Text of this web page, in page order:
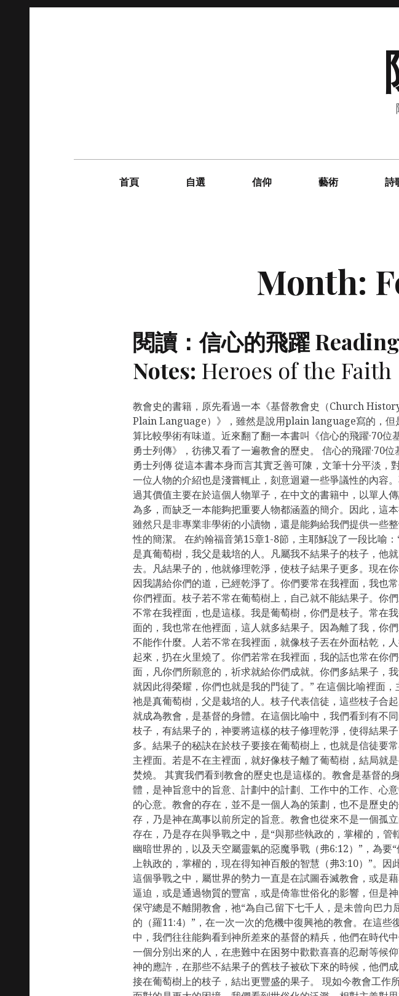
首頁 自選 信仰 藝術 詩
Month:
閱讀：信心的飛躍 Reading
Notes: Heroes of the Faith
教會史的書籍，原先看過一本《基督教會史（Church
Plain Language）》，雖然是說用plain language寫的，但
算比較學術有味道。近來翻了翻一本書叫《信心的飛躍·70位
勇士列傳》，彷彿又看了一遍教會的歷史。 信心的飛躍·70位
勇士列傳 從這本書本身而言其實乏善可陳，文筆十分平淡，
一位人物的介紹也是淺嘗輒止，刻意迴避一些爭議性的內容
過其價值主要在於這個人物單子，在中文的書籍中，以單人
為多，而缺乏一本能夠把重要人物都涵蓋的簡介。因此，這
雖然只是非專業非學術的小讀物，還是能夠給我們提供一些
性的簡潔。 在約翰福音第15章1-8節，主耶穌說了一段比喻：
是真葡萄樹，我父是栽培的人。凡屬我不結果子的枝子，他
去。凡結果子的，他就修理乾淨，使枝子結果子更多。現在
因我講給你們的道，已經乾淨了。你們要常在我裡面，我也
你們裡面。枝子若不常在葡萄樹上，自己就不能結果子。你
不常在我裡面，也是這樣。我是葡萄樹，你們是枝子。常在
面的，我也常在他裡面，這人就多結果子。因為離了我，你
不能作什麼。人若不常在我裡面，就像枝子丟在外面枯乾，
起來，扔在火里燒了。你們若常在我裡面，我的話也常在你
面，凡你們所願意的，祈求就給你們成就。你們多結果子，
就因此得榮耀，你們也就是我的門徒了。” 在這個比喻裡面，
祂是真葡萄樹，父是栽培的人。枝子代表信徒，這些枝子合
就成為教會，是基督的身體。在這個比喻中，我們看到有不
枝子，有結果子的，神要將這樣的枝子修理乾淨，使得結果
多。結果子的秘訣在於枝子要接在葡萄樹上，也就是信徒要
主裡面。若是不在主裡面，就好像枝子離了葡萄樹，結局就
焚燒。 其實我們看到教會的歷史也是這樣的。教會是基督的
體，是神旨意中的旨意、計劃中的計劃、工作中的工作、心
的心意。教會的存在，並不是一個人為的策劃，也不是歷史
存，乃是神在萬事以前所定的旨意。教會也從來不是一個孤
存在，乃是存在與爭戰之中，是“與那些執政的，掌權的，管
幽暗世界的，以及天空屬靈氣的惡魔爭戰（弗6:12）”，為要“
上執政的，掌權的，現在得知神百般的智慧（弗3:10）”。因
這個爭戰之中，屬世界的勢力一直是在試圖吞滅教會，或是
逼迫，或是通過物質的豐富，或是倚靠世俗化的影響，但是
保守總是不離開教會，祂“為自己留下七千人，是未曾向巴力
的（羅11:4）”，在一次一次的危機中復興祂的教會。在這些
中，我們往往能夠看到神所差來的基督的精兵，他們在時代
一個分別出來的人，在患難中在困努中歡歡喜喜的忍耐等候
神的應許，在那些不結果子的舊枝子被砍下來的時候，他們
接在葡萄樹上的枝子，結出更豐盛的果子。 現如今教會工作